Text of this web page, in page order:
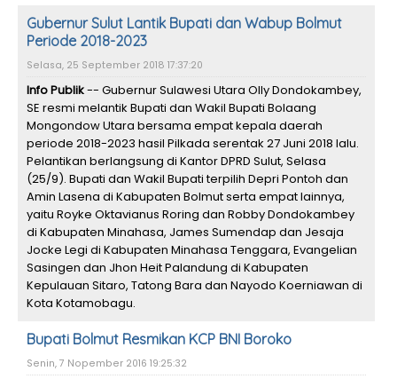
Gubernur Sulut Lantik Bupati dan Wabup Bolmut
Periode 2018-2023
Selasa, 25 September 2018 17:37:20
Info Publik-- Gubernur Sulawesi Utara Olly Dondokambey,
SE resmi melantik Bupati dan Wakil Bupati Bolaang
Mongondow Utara bersama empat kepala daerah
periode 2018-2023 hasil Pilkada serentak 27 Juni 2018 lalu.
Pelantikan berlangsung di Kantor DPRD Sulut, Selasa
(25/9). Bupati dan Wakil Bupati terpilih Depri Pontoh dan
Amin Lasena di Kabupaten Bolmut serta empat lainnya,
yaitu Royke Oktavianus Roring dan Robby Dondokambey
di Kabupaten Minahasa, James Sumendap dan Jesaja
Jocke Legi di Kabupaten Minahasa Tenggara, Evangelian
Sasingen dan Jhon Heit Palandung di Kabupaten
Kepulauan Sitaro, Tatong Bara dan Nayodo Koerniawan di
Kota Kotamobagu.
Bupati Bolmut Resmikan KCP BNI Boroko
Senin, 7 Nopember 2016 19:25:32